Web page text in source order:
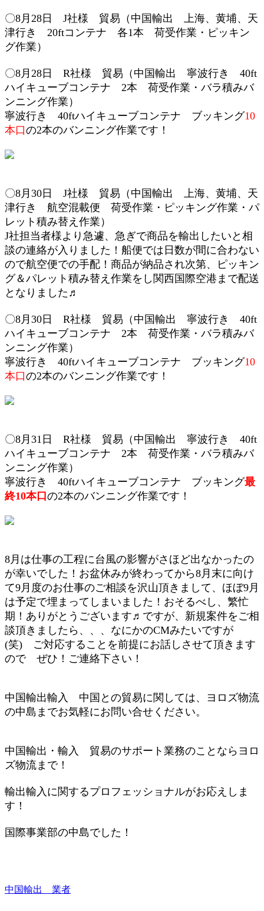
〇8月28日 J社様 貿易（ 中国輸出 上海、黄埔、天
津行き 20ftコンテナ 各1本 荷受作業・ ピッキン
グ作業 ）
〇8月28日 R社様 貿易（中国輸出 寧波行き 40ft
ハイキューブコンテナ 2本 荷受作業・ バラ積みバ
ンニング作業）
寧波行き 40ftハイキューブコンテナ ブッキング10
本口の2本のバンニング作業です！
〇8月30日 J社様 貿易（ 中国輸出 上海、黄埔、天
津行き 航空混載便 荷受作業・ ピッキング作業・パ
レット積み替え作業 ）
J社担当者様より急遽、急ぎで商品を輸出したいと相
談の連絡が入りました！船便では日数が間に合わない
ので航空便での手配！商品が納品され次第、ピッキン
グ＆パレット積み替え作業をし関西国際空港まで配送
となりました♬
〇8月30日 R社様 貿易（中国輸出 寧波行き 40ft
ハイキューブコンテナ 2本 荷受作業・ バラ積みバ
ンニング作業）
寧波行き 40ftハイキューブコンテナ ブッキング10
本口の2本のバンニング作業です！
〇8月31日 R社様 貿易（中国輸出 寧波行き 40ft
ハイキューブコンテナ 2本 荷受作業・ バラ積みバ
ンニング作業）
寧波行き 40ftハイキューブコンテナ ブッキング最
終10本口 の2本のバンニング作業です！
8月は仕事の工程に台風の影響がさほど出なかったの
が幸いでした！お盆休みが終わってから8月末に向け
て9月度のお仕事のご相談を沢山頂きまして、ほぼ9月
は予定で埋まってしまいました！おそるべし、繁忙
期！ありがとうございます♬ですが、新規案件をご相
談頂きましたら、、、なにかのCMみたいですが
(笑) ご対応することを前提にお話しさせて頂きます
ので ぜひ！ご連絡下さい！
中国輸出輸入 中国との貿易に関しては、ヨロズ物流
の中島までお気軽にお問い合せください。
中国輸出・輸入 貿易のサポート業務のことならヨロ
ズ物流まで！
輸出輸入に関するプロフェッショナルがお応えしま
す！
国際事業部の中島でした！
中国輸出 業者